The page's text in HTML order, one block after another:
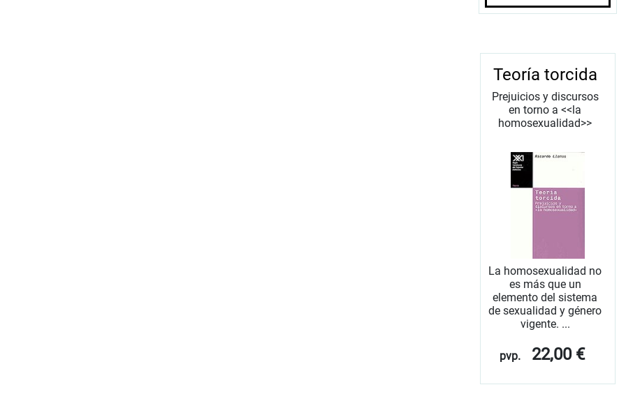
Teoría torcida
Prejuicios y discursos
en torno a <<la
homosexualidad>>
La homosexualidad no
es más que un
elemento del sistema
de sexualidad y género
vigente. ...
pvp. 22,00 €